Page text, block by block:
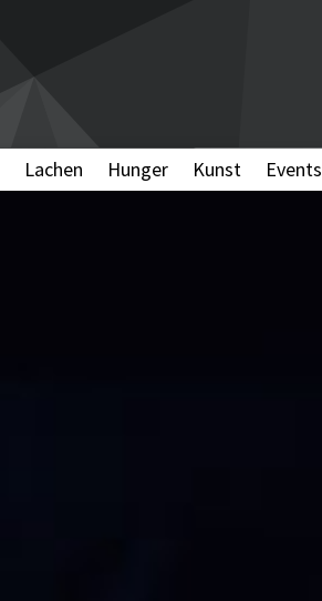
Lachen Hunger Kunst Events